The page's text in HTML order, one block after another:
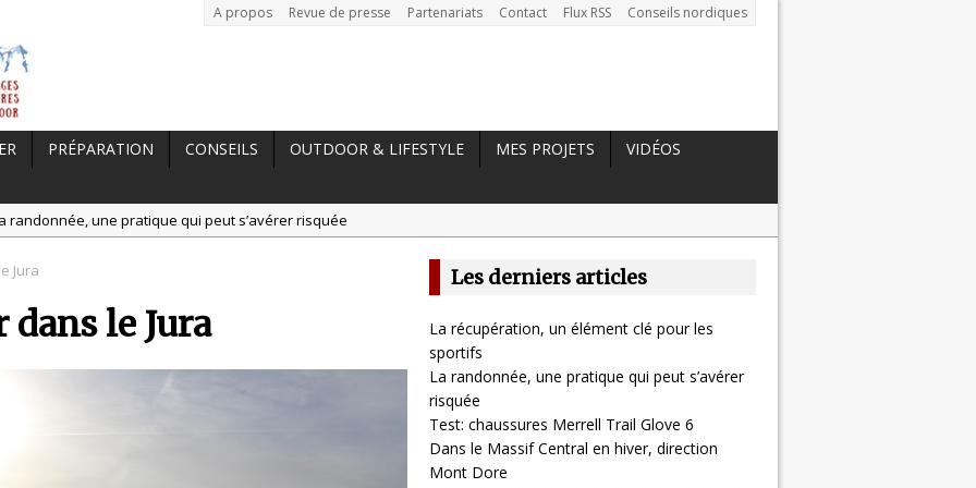
A propos Revue de presse Partenariats Contact Flux RSS Conseils nordiques
PRÉPARATION CONSEILS OUTDOOR & LIFESTYLE MES PROJETS
VIDÉOS
randonnée, une pratique qui peut s’avérer risquée
//
Garmin Epix 2, la meilleure montre pour TOUS les sportifs
Jura
dans le Jura
Les derniers articles
La récupération, un élément clé pour les
sportifs
La randonnée, une pratique qui peut s’avérer
risquée
Test: chaussures Merrell Trail Glove 6
Dans le Massif Central en hiver, direction
Mont Dore